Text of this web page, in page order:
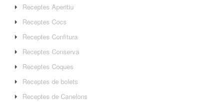
Receptes Aperitiu
Receptes Cocs
Receptes Confitura
Receptes Conserva
Receptes Coques
Receptes de bolets
Receptes de Canelons